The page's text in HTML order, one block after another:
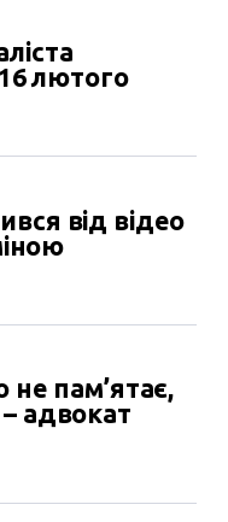
лютого
від відео
не пам’ятає,
адвокат